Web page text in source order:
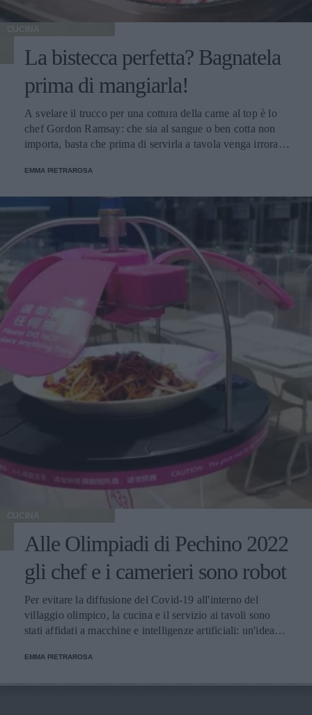
CUCINA
La bistecca perfetta? Bagnatela
prima di mangiarla!
A svelare il trucco per una cottura della carne al top è lo
chef Gordon Ramsay: che sia al sangue o ben cotta non
importa, basta che prima di servirla a tavola venga irrorata
EMMA PIETRAROSA
CUCINA
Alle Olimpiadi di Pechino 2022
gli chef e i camerieri sono robot
Per evitare la diffusione del Covid-19 all'interno del
villaggio olimpico, la cucina e il servizio ai tavoli sono
stati affidati a macchine e intelligenze artificiali: un'idea
EMMA PIETRAROSA